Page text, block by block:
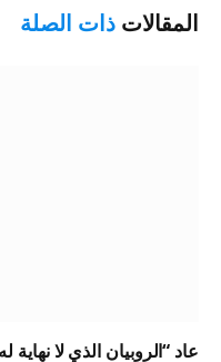
المقالات ذات الصلة